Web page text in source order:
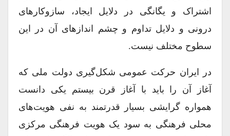
اشتراک و یگانگی در دلایل ایجاد، سازوکار‌های
درونی و دلایل تداوم و چشم اندازهای آن در این
سطوح مختلف نیست.
در ایران حرکت عمومی شکل‌گیری دولت ملی که
آغاز آن را باید با آغاز قرن بیستم یکی دانست
همواره گرایشی بسیار قدرتمند به نفی هویت‌های
محلی فرهنگی به سود یک هویت فرهنگی مرکزی